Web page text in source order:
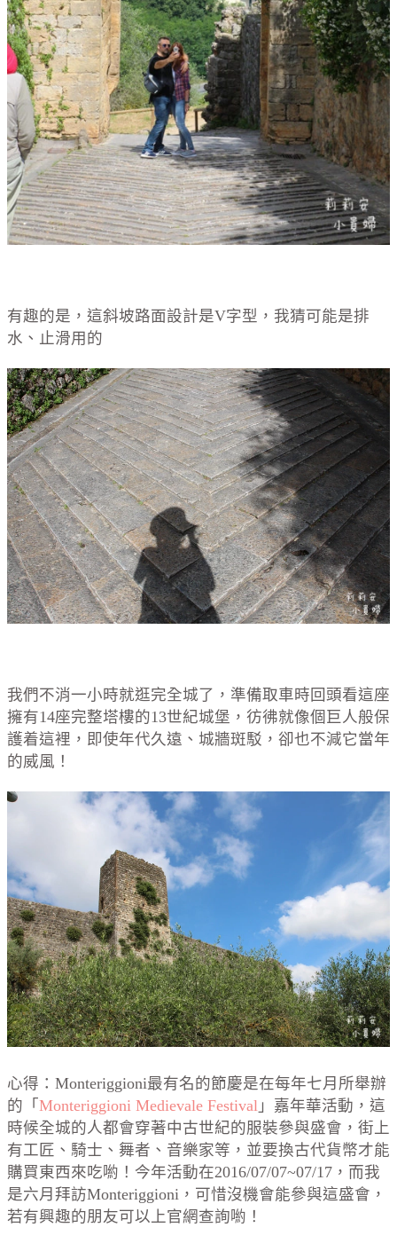
有趣的是，這斜坡路面設計是V字型，我猜可能是排
水、止滑用的
我們不消一小時就逛完全城了，準備取車時回頭看這座
擁有14座完整塔樓的13世紀城堡，彷彿就像個巨人般保
護着這裡，即使年代久遠、城牆斑駁，卻也不減它當年
的威風！
心得： Monteriggioni最有名的節慶是在每年七月所舉辦
的「 Monteriggioni Medievale Festival 」嘉年華活動，這
時候全城的人都會穿著中古世紀的服裝參與盛會，街上
有工匠、騎士、舞者、音樂家等，並要換古代貨幣才能
購買東西來吃喲！今年活動在2016/07/07~07/17，而我
是六月拜訪Monteriggioni ，可惜沒機會能參與這盛會，
若有興趣的朋友可以上官網查詢喲！